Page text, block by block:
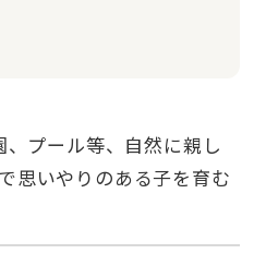
思いやりのある子を育む